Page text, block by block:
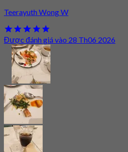
Teerayuth Wong W
Được đánh giá vào 28 Th06 2026